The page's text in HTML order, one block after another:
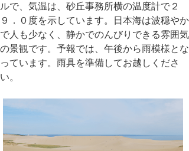
ルで、気温は、砂丘事務所横の温度計で２
９．０度を示しています。日本海は波穏やか
で人も少なく、静かでのんびりできる雰囲気
の景観です。予報では、午後から雨模様とな
っています。雨具を準備してお越しくださ
い。